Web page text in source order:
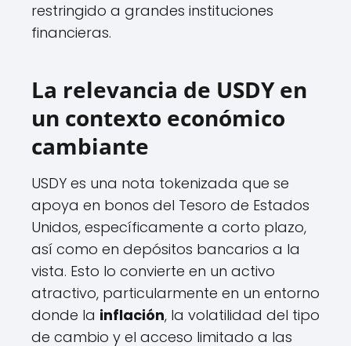
restringido a grandes instituciones
financieras.
La relevancia de USDY en
un contexto económico
cambiante
USDY es una nota tokenizada que se
apoya en bonos del Tesoro de Estados
Unidos, específicamente a corto plazo,
así como en depósitos bancarios a la
vista. Esto lo convierte en un activo
atractivo, particularmente en un entorno
donde la inflación, la volatilidad del tipo
de cambio y el acceso limitado a las